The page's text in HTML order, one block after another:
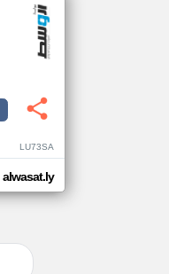
LU73SA
alwasat.ly